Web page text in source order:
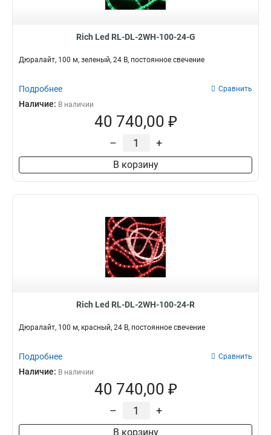
Rich Led RL-DL-2WH-100-24-G
Дюралайт, 100 м, зеленый, 24 В, постоянное свечение
Подробнее Сравнить
Наличие: В наличии
40 740,00 ₽
– +
В корзину
Rich Led RL-DL-2WH-100-24-R
Дюралайт, 100 м, красный, 24 В, постоянное свечение
Подробнее Сравнить
Наличие: В наличии
40 740,00 ₽
– +
В корзину